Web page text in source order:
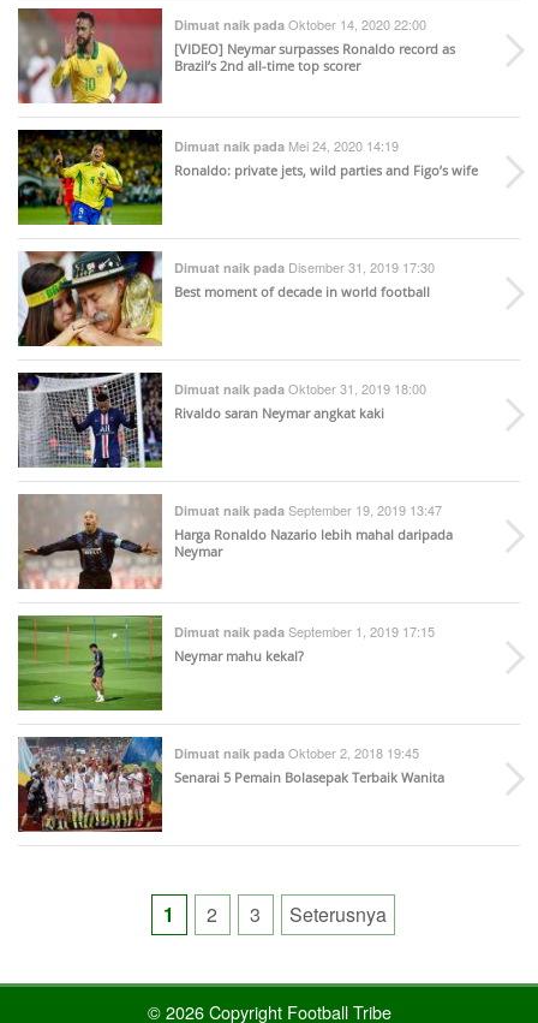
Dimuat naik pada Oktober 14, 2020 22:00
[VIDEO] Neymar surpasses Ronaldo record as
Brazil’s 2nd all-time top scorer
Dimuat naik pada Mei 24, 2020 14:19
Ronaldo: private jets, wild parties and Figo’s wife
Dimuat naik pada Disember 31, 2019 17:30
Best moment of decade in world football
Dimuat naik pada Oktober 31, 2019 18:00
Rivaldo saran Neymar angkat kaki
Dimuat naik pada September 19, 2019 13:47
Harga Ronaldo Nazario lebih mahal daripada
Neymar
Dimuat naik pada September 1, 2019 17:15
Neymar mahu kekal?
Dimuat naik pada Oktober 2, 2018 19:45
Senarai 5 Pemain Bolasepak Terbaik Wanita
Posts
pagination
1 2 3 Seterusnya
© 2026 Copyright Football Tribe